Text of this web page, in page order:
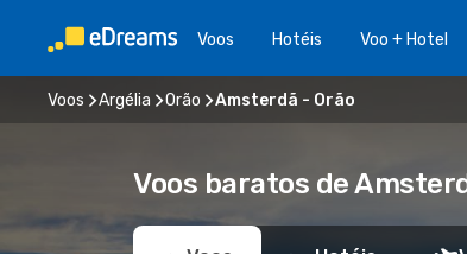
Voos Hotéis Voo + Hotel
Voos Argélia Orão Amsterdã - Orão
Voos baratos de